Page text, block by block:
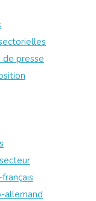
de presse
allemand